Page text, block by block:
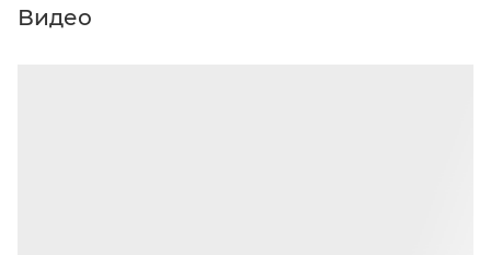
Нажмите кнопку «Оформить заказ».
Видео